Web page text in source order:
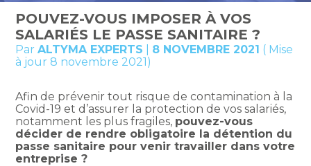
POUVEZ-VOUS IMPOSER À VOS
SALARIÉS LE PASSE SANITAIRE ?
ParALTYMA EXPERTS 8 NOVEMBRE 2021 ( Mise
à jour 8 novembre 2021)
Afin de prévenir tout risque de contamination à la
Covid-19 et d’assurer la protection de vos salariés,
notamment les plus fragiles, pouvez-vous
décider de rendre obligatoire la détention du
passe sanitaire pour venir travailler dans votre
entreprise ?